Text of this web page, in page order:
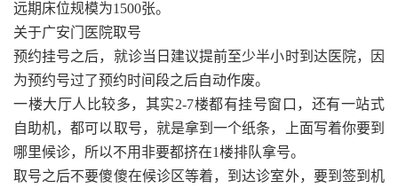
远期床位规模为1500张。
关于广安门医院取号
预约挂号之后，就诊当日建议提前至少半小时到达医院，因
为预约号过了预约时间段之后自动作废。
一楼大厅人比较多，其实2-7楼都有挂号窗口，还有一站式
自助机，都可以取号，就是拿到一个纸条，上面写着你要到
哪里候诊，所以不用非要都挤在1楼排队拿号。
取号之后不要傻傻在候诊区等着，到达诊室外，要到签到机